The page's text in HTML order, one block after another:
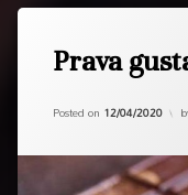
Prava
Posted on 12/04/2020
cokolada
topla